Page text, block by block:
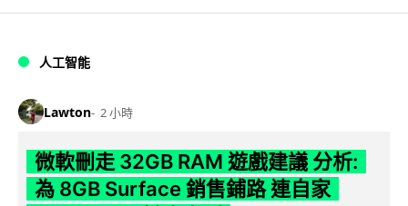
人工智能
Lawton 2 小時
微軟刪走 32GB RAM 遊戲建議 分析:
為 8GB Surface 銷售鋪路 連自家